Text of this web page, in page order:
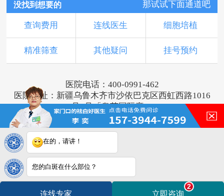
没找到想要的 那试试下面通道吧
查询费用 连线医生 细胞培植
精准筛查 其他疑问 挂号预约
医院电话：400-0991-462
医院地址：新疆乌鲁木齐市沙依巴克区西虹西路1016
号1号「奥莱国际旁」
版权所有：乌鲁木齐新军都皮肤病医院
新ICP备16001749号-2
注：本网站信息仅供参考，不能作为诊断及医疗依
据，服用药物或进行治疗时请遵医嘱。如有转载或引
用文章涉及版权问题，请与我们联系。
在的，请讲！
您的白斑在什么部位？
连线专家 立即咨询
2